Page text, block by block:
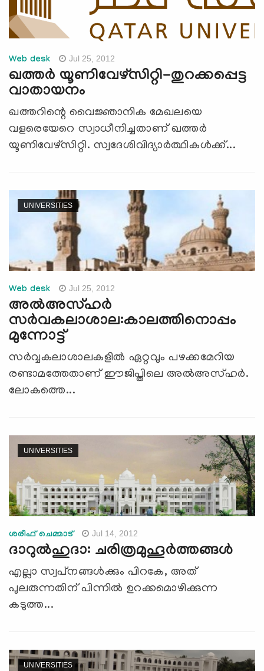
Web desk Jul 25, 2012
ഖത്തര്‍ യൂണിവേഴ്സിറ്റി-തുറക്കപ്പെട്ട
വാതായനം
ഖത്തറിന്റെ വൈജ്ഞാനിക മേഖലയെ
വളരെയേറെ സ്വാധീനിച്ചതാണ് ഖത്തര്‍
യൂണിവേഴ്സിറ്റി. സ്വദേശിവിദ്യാര്‍ത്ഥികള്‍ക്ക്...
UNIVERSITIES
Web desk Jul 25, 2012
അല്‍അസ്ഹര്‍
സര്‍വകലാശാല:കാലത്തിനൊപ്പം
മുന്നോട്ട്
സര്‍വ്വകലാശാലകളില്‍ ഏറ്റവും പഴക്കമേറിയ
രണ്ടാമത്തേതാണ് ഈജിപ്തിലെ അല്‍അസ്ഹര്‍.
ലോകത്തെ...
UNIVERSITIES
ശരീഫ് ചെമ്മാട്‌ Jul 14, 2012
ദാറുല്‍ഹുദാ: ചരിത്രമുഹൂര്‍ത്തങ്ങള്‍
എല്ലാ സ്വപ്‌നങ്ങള്‍ക്കും പിറകേ, അത്
പുലരുന്നതിന് പിന്നില്‍ ഉറക്കമൊഴിക്കുന്ന
കടുത്ത...
UNIVERSITIES